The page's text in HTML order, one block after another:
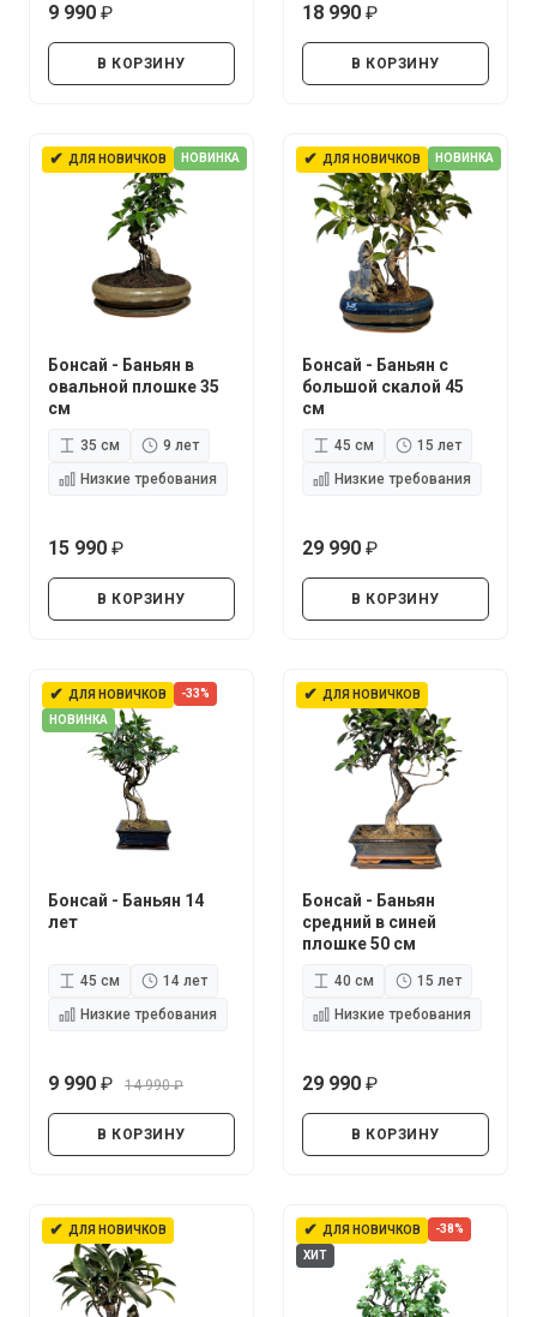
9 990
В КОРЗИНУ
18 990
В КОРЗИНУ
✔ ДЛЯ НОВИЧКОВ НОВИНКА
Бонсай - Баньян в
овальной плошке 35
см
35 см
9 лет
Низкие требования
15 990
В КОРЗИНУ
✔ ДЛЯ НОВИЧКОВ НОВИНКА
Бонсай - Баньян с
большой скалой 45
см
45 см
15 лет
Низкие требования
29 990
В КОРЗИНУ
✔ ДЛЯ НОВИЧКОВ
-33%
НОВИНКА
Бонсай - Баньян 14
лет
45 см
14 лет
Низкие требования
9 990
14 990
В КОРЗИНУ
✔ ДЛЯ НОВИЧКОВ
Бонсай - Баньян
средний в синей
плошке 50 см
40 см
15 лет
Низкие требования
29 990
В КОРЗИНУ
✔ ДЛЯ НОВИЧКОВ ✔ ДЛЯ НОВИЧКОВ
-38%
ХИТ